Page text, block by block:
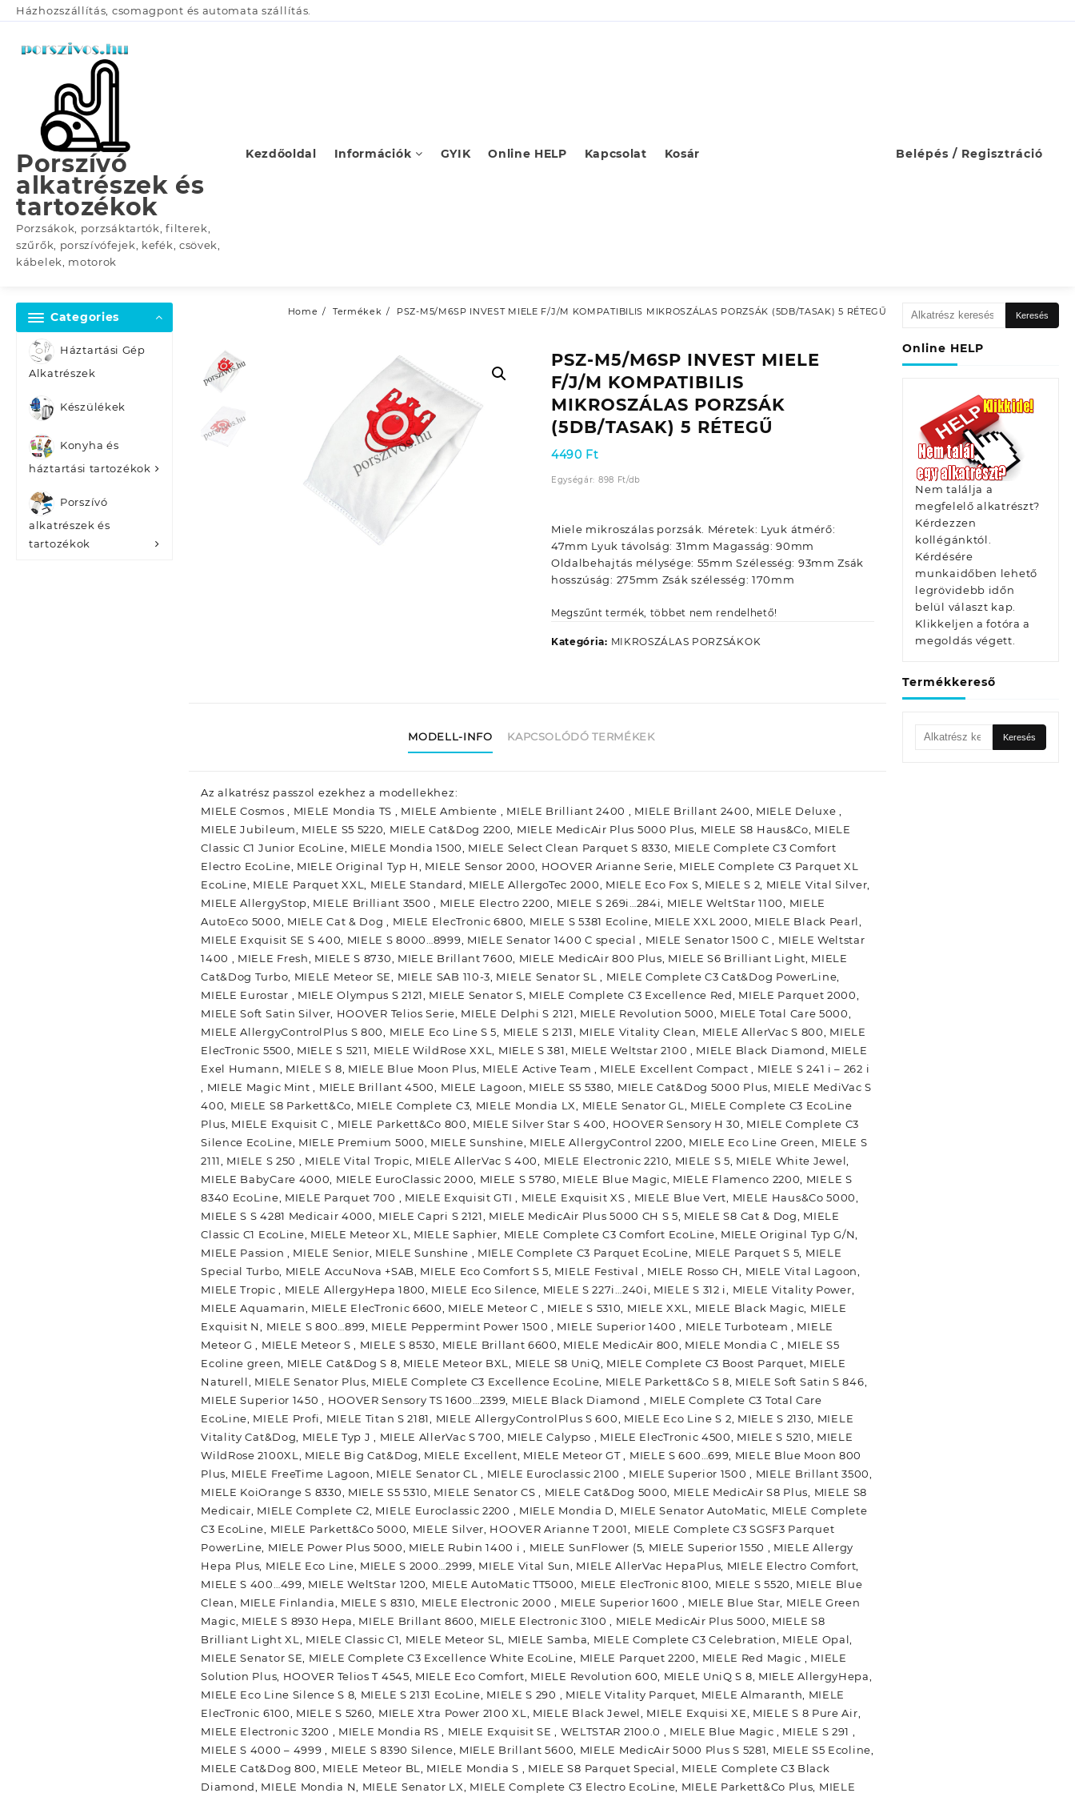
Skip
to
Házhozszállítás, csomagpont és automata szállítás.
Porszívó
alkatrészek és
tartozékok
Porzsákok, porzsáktartók, filterek,
szűrők, porszívófejek, kefék, csövek,
kábelek, motorok
Kezdőoldal Információk GYIK Online HELP Kapcsolat Kosár Belépés / Regisztráció
Categories
Háztartási Gép
Alkatrészek
Készülékek
Konyha és
háztartási tartozékok
Porszívó
alkatrészek és
tartozékok
Home Termékek PSZ-M5/M6SP INVEST MIELE F/J/M KOMPATIBILIS MIKROSZÁLAS PORZSÁK (5DB/TASAK) 5 RÉTEGŰ
PSZ-M5/M6SP INVEST MIELE
F/J/M KOMPATIBILIS
MIKROSZÁLAS PORZSÁK
(5DB/TASAK) 5 RÉTEGŰ
4490 Ft
Egységár: 898 Ft/db
Miele mikroszálas porzsák. Méretek: Lyuk átmérő:
47mm Lyuk távolság: 31mm Magasság: 90mm
Oldalbehajtás mélysége: 55mm Szélesség: 93mm Zsák
hosszúság: 275mm Zsák szélesség: 170mm
Megszűnt termék, többet nem rendelhető!
Kategória: MIKROSZÁLAS PORZSÁKOK
MODELL-INFO KAPCSOLÓDÓ TERMÉKEK
Az alkatrész passzol ezekhez a modellekhez:
MIELE Cosmos , MIELE Mondia TS , MIELE Ambiente , MIELE Brilliant 2400 , MIELE Brillant 2400, MIELE Deluxe ,
MIELE Jubileum, MIELE S5 5220, MIELE Cat&Dog 2200, MIELE MedicAir Plus 5000 Plus, MIELE S8 Haus&Co, MIELE
Classic C1 Junior EcoLine, MIELE Mondia 1500, MIELE Select Clean Parquet S 8330, MIELE Complete C3 Comfort
Electro EcoLine, MIELE Original Typ H, MIELE Sensor 2000, HOOVER Arianne Serie, MIELE Complete C3 Parquet XL
EcoLine, MIELE Parquet XXL, MIELE Standard, MIELE AllergoTec 2000, MIELE Eco Fox S, MIELE S 2, MIELE Vital Silver,
MIELE AllergyStop, MIELE Brilliant 3500 , MIELE Electro 2200, MIELE S 269i…284i, MIELE WeltStar 1100, MIELE
AutoEco 5000, MIELE Cat & Dog , MIELE ElecTronic 6800, MIELE S 5381 Ecoline, MIELE XXL 2000, MIELE Black Pearl,
MIELE Exquisit SE S 400, MIELE S 8000…8999, MIELE Senator 1400 C special , MIELE Senator 1500 C , MIELE Weltstar
1400 , MIELE Fresh, MIELE S 8730, MIELE Brillant 7600, MIELE MedicAir 800 Plus, MIELE S6 Brilliant Light, MIELE
Cat&Dog Turbo, MIELE Meteor SE, MIELE SAB 110-3, MIELE Senator SL , MIELE Complete C3 Cat&Dog PowerLine,
MIELE Eurostar , MIELE Olympus S 2121, MIELE Senator S, MIELE Complete C3 Excellence Red, MIELE Parquet 2000,
MIELE Soft Satin Silver, HOOVER Telios Serie, MIELE Delphi S 2121, MIELE Revolution 5000, MIELE Total Care 5000,
MIELE AllergyControlPlus S 800, MIELE Eco Line S 5, MIELE S 2131, MIELE Vitality Clean, MIELE AllerVac S 800, MIELE
ElecTronic 5500, MIELE S 5211, MIELE WildRose XXL, MIELE S 381, MIELE Weltstar 2100 , MIELE Black Diamond, MIELE
Exel Humann, MIELE S 8, MIELE Blue Moon Plus, MIELE Active Team , MIELE Excellent Compact , MIELE S 241 i – 262 i
, MIELE Magic Mint , MIELE Brillant 4500, MIELE Lagoon, MIELE S5 5380, MIELE Cat&Dog 5000 Plus, MIELE MediVac S
400, MIELE S8 Parkett&Co, MIELE Complete C3, MIELE Mondia LX, MIELE Senator GL, MIELE Complete C3 EcoLine
Plus, MIELE Exquisit C , MIELE Parkett&Co 800, MIELE Silver Star S 400, HOOVER Sensory H 30, MIELE Complete C3
Silence EcoLine, MIELE Premium 5000, MIELE Sunshine, MIELE AllergyControl 2200, MIELE Eco Line Green, MIELE S
2111, MIELE S 250 , MIELE Vital Tropic, MIELE AllerVac S 400, MIELE Electronic 2210, MIELE S 5, MIELE White Jewel,
MIELE BabyCare 4000, MIELE EuroClassic 2000, MIELE S 5780, MIELE Blue Magic, MIELE Flamenco 2200, MIELE S
8340 EcoLine, MIELE Parquet 700 , MIELE Exquisit GTI , MIELE Exquisit XS , MIELE Blue Vert, MIELE Haus&Co 5000,
MIELE S S 4281 Medicair 4000, MIELE Capri S 2121, MIELE MedicAir Plus 5000 CH S 5, MIELE S8 Cat & Dog, MIELE
Classic C1 EcoLine, MIELE Meteor XL, MIELE Saphier, MIELE Complete C3 Comfort EcoLine, MIELE Original Typ G/N,
MIELE Passion , MIELE Senior, MIELE Sunshine , MIELE Complete C3 Parquet EcoLine, MIELE Parquet S 5, MIELE
Special Turbo, MIELE AccuNova +SAB, MIELE Eco Comfort S 5, MIELE Festival , MIELE Rosso CH, MIELE Vital Lagoon,
MIELE Tropic , MIELE AllergyHepa 1800, MIELE Eco Silence, MIELE S 227i…240i, MIELE S 312 i, MIELE Vitality Power,
MIELE Aquamarin, MIELE ElecTronic 6600, MIELE Meteor C , MIELE S 5310, MIELE XXL, MIELE Black Magic, MIELE
Exquisit N, MIELE S 800…899, MIELE Peppermint Power 1500 , MIELE Superior 1400 , MIELE Turboteam , MIELE
Meteor G , MIELE Meteor S , MIELE S 8530, MIELE Brillant 6600, MIELE MedicAir 800, MIELE Mondia C , MIELE S5
Ecoline green, MIELE Cat&Dog S 8, MIELE Meteor BXL, MIELE S8 UniQ, MIELE Complete C3 Boost Parquet, MIELE
Naturell, MIELE Senator Plus, MIELE Complete C3 Excellence EcoLine, MIELE Parkett&Co S 8, MIELE Soft Satin S 846,
MIELE Superior 1450 , HOOVER Sensory TS 1600…2399, MIELE Black Diamond , MIELE Complete C3 Total Care
EcoLine, MIELE Profi, MIELE Titan S 2181, MIELE AllergyControlPlus S 600, MIELE Eco Line S 2, MIELE S 2130, MIELE
Vitality Cat&Dog, MIELE Typ J , MIELE AllerVac S 700, MIELE Calypso , MIELE ElecTronic 4500, MIELE S 5210, MIELE
WildRose 2100XL, MIELE Big Cat&Dog, MIELE Excellent, MIELE Meteor GT , MIELE S 600…699, MIELE Blue Moon 800
Plus, MIELE FreeTime Lagoon, MIELE Senator CL , MIELE Euroclassic 2100 , MIELE Superior 1500 , MIELE Brillant 3500,
MIELE KoiOrange S 8330, MIELE S5 5310, MIELE Senator CS , MIELE Cat&Dog 5000, MIELE MedicAir S8 Plus, MIELE S8
Medicair, MIELE Complete C2, MIELE Euroclassic 2200 , MIELE Mondia D, MIELE Senator AutoMatic, MIELE Complete
C3 EcoLine, MIELE Parkett&Co 5000, MIELE Silver, HOOVER Arianne T 2001, MIELE Complete C3 SGSF3 Parquet
PowerLine, MIELE Power Plus 5000, MIELE Rubin 1400 i , MIELE SunFlower (5, MIELE Superior 1550 , MIELE Allergy
Hepa Plus, MIELE Eco Line, MIELE S 2000…2999, MIELE Vital Sun, MIELE AllerVac HepaPlus, MIELE Electro Comfort,
MIELE S 400…499, MIELE WeltStar 1200, MIELE AutoMatic TT5000, MIELE ElecTronic 8100, MIELE S 5520, MIELE Blue
Clean, MIELE Finlandia, MIELE S 8310, MIELE Electronic 2000 , MIELE Superior 1600 , MIELE Blue Star, MIELE Green
Magic, MIELE S 8930 Hepa, MIELE Brillant 8600, MIELE Electronic 3100 , MIELE MedicAir Plus 5000, MIELE S8
Brilliant Light XL, MIELE Classic C1, MIELE Meteor SL, MIELE Samba, MIELE Complete C3 Celebration, MIELE Opal,
MIELE Senator SE, MIELE Complete C3 Excellence White EcoLine, MIELE Parquet 2200, MIELE Red Magic , MIELE
Solution Plus, HOOVER Telios T 4545, MIELE Eco Comfort, MIELE Revolution 600, MIELE UniQ S 8, MIELE AllergyHepa,
MIELE Eco Line Silence S 8, MIELE S 2131 EcoLine, MIELE S 290 , MIELE Vitality Parquet, MIELE Almaranth, MIELE
ElecTronic 6100, MIELE S 5260, MIELE Xtra Power 2100 XL, MIELE Black Jewel, MIELE Exquisi XE, MIELE S 8 Pure Air,
MIELE Electronic 3200 , MIELE Mondia RS , MIELE Exquisit SE , WELTSTAR 2100.0 , MIELE Blue Magic , MIELE S 291 ,
MIELE S 4000 – 4999 , MIELE S 8390 Silence, MIELE Brillant 5600, MIELE MedicAir 5000 Plus S 5281, MIELE S5 Ecoline,
MIELE Cat&Dog 800, MIELE Meteor BL, MIELE Mondia S , MIELE S8 Parquet Special, MIELE Complete C3 Black
Diamond, MIELE Mondia N, MIELE Senator LX, MIELE Complete C3 Electro EcoLine, MIELE Parkett&Co Plus, MIELE
Keresés
következőre:
Keresés
Online HELP
Nem találja a
megfelelő alkatrészt?
Kérdezzen
kollégánktól.
Kérdésére
munkaidőben lehető
legrövidebb időn
belül választ kap.
Klikkeljen a fotóra a
megoldás végett.
Termékkereső
Keresés
Keresés